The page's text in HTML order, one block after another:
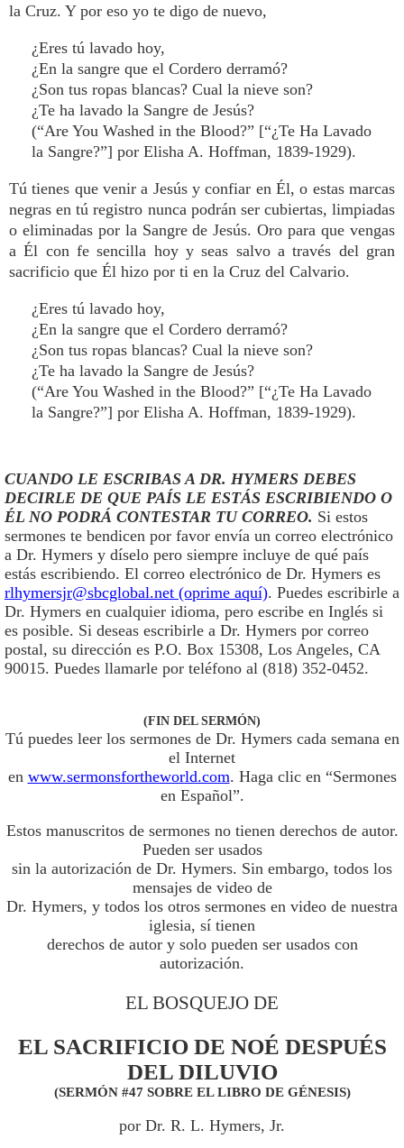
la Cruz. Y por eso yo te digo de nuevo,
¿Eres tú lavado hoy,
¿En la sangre que el Cordero derramó?
¿Son tus ropas blancas? Cual la nieve son?
¿Te ha lavado la Sangre de Jesús?
(“Are You Washed in the Blood?” [“¿Te Ha Lavado
la Sangre?”] por Elisha A. Hoffman, 1839-1929).
Tú tienes que venir a Jesús y confiar en Él, o estas marcas
negras en tú registro nunca podrán ser cubiertas, limpiadas
o eliminadas por la Sangre de Jesús. Oro para que vengas
a Él con fe sencilla hoy y seas salvo a través del gran
sacrificio que Él hizo por ti en la Cruz del Calvario.
¿Eres tú lavado hoy,
¿En la sangre que el Cordero derramó?
¿Son tus ropas blancas? Cual la nieve son?
¿Te ha lavado la Sangre de Jesús?
(“Are You Washed in the Blood?” [“¿Te Ha Lavado
la Sangre?”] por Elisha A. Hoffman, 1839-1929).
CUANDO LE ESCRIBAS A DR. HYMERS DEBES
DECIRLE DE QUE PAÍS LE ESTÁS ESCRIBIENDO O
ÉL NO PODRÁ CONTESTAR TU CORREO. Si estos
sermones te bendicen por favor envía un correo electrónico
a Dr. Hymers y díselo pero siempre incluye de qué país
estás escribiendo. El correo electrónico de Dr. Hymers es
rlhymersjr@sbcglobal.net (oprime aquí). Puedes escribirle a
Dr. Hymers en cualquier idioma, pero escribe en Inglés si
es posible. Si deseas escribirle a Dr. Hymers por correo
postal, su dirección es P.O. Box 15308, Los Angeles, CA
90015. Puedes llamarle por teléfono al (818) 352-0452.
(FIN DEL SERMÓN)
Tú puedes leer los sermones de Dr. Hymers cada semana en
el Internet
en www.sermonsfortheworld.com. Haga clic en “Sermones
en Español”.
Estos manuscritos de sermones no tienen derechos de autor.
Pueden ser usados
sin la autorización de Dr. Hymers. Sin embargo, todos los
mensajes de video de
Dr. Hymers, y todos los otros sermones en video de nuestra
iglesia, sí tienen
derechos de autor y solo pueden ser usados con
autorización.
EL BOSQUEJO DE
EL SACRIFICIO DE NOÉ DESPUÉS
DEL DILUVIO
(SERMÓN #47 SOBRE EL LIBRO DE GÉNESIS)
por Dr. R. L. Hymers, Jr.